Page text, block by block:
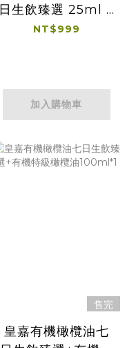
日生飲臻選 25ml 7
入裝
NT$999
加入購物車
售完
皇嘉有機橄欖油七